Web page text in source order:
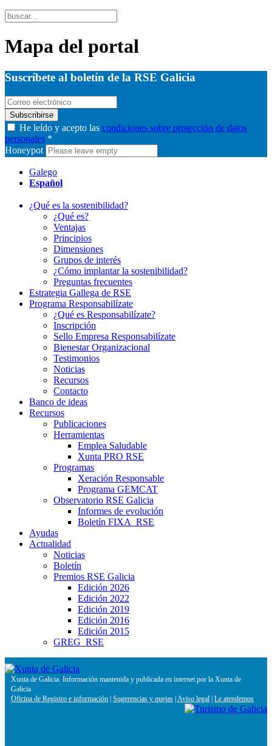
Mapa del portal
Suscríbete al boletín de la RSE Galicia
Subscribirse
He leído y acepto las condiciones sobre protección de datos
personales *
Honeypot
Galego
Español
¿Qué es la sostenibilidad?
¿Qué es?
Ventajas
Principios
Dimensiones
Grupos de interés
¿Cómo implantar la sostenibilidad?
Preguntas frecuentes
Estrategia Gallega de RSE
Programa Responsabilízate
¿Qué es Responsabilízate?
Inscripción
Sello Empresa Responsabilízate
Bienestar Organizacional
Testimonios
Noticias
Recursos
Contacto
Banco de ideas
Recursos
Publicaciones
Herramientas
Emplea Saludable
Xunta PRO RSE
Programas
Xeración Responsable
Programa GEMCAT
Observatorio RSE Galicia
Informes de evolución
Boletín FIXA_RSE
Ayudas
Actualidad
Noticias
Boletín
Premios RSE Galicia
Edición 2026
Edición 2022
Edición 2019
Edición 2016
Edición 2015
GREG_RSE
Xunta de Galicia. Información mantenida y publicada en internet por la Xunta de
Galicia
Oficina de Registro e información | Sugerencias y quejas | Aviso legal | Le atendemos